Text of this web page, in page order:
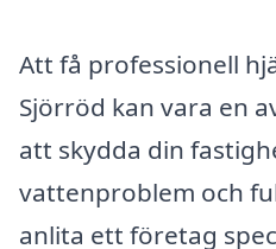
Att få professionell
Sjörröd kan vara en
att skydda din
vattenproblem och
anlita ett företag